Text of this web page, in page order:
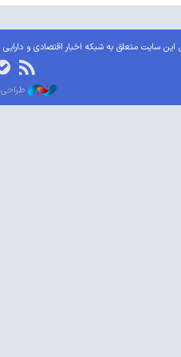
سایت متعلق به شبکه اخبار اقتصادی و دارایی
طراحی